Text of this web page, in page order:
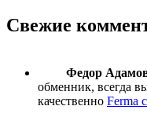
Свежие
Федор
обменник, всегда
качественно Ferma